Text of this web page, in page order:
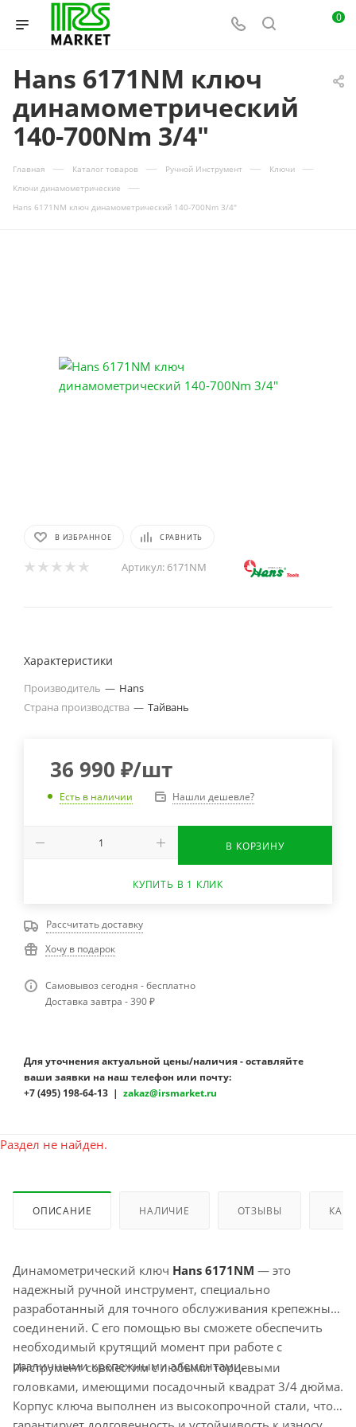
0
Hans 6171NM ключ
динамометрический
140-700Nm 3/4"
Главная — Каталог товаров — Ручной Инструмент — Ключи —
Ключи динамометрические —
Hans 6171NM ключ динамометрический 140-700Nm 3/4"
В ИЗБРАННОЕ СРАВНИТЬ
Артикул: 6171NM
Характеристики
Производитель — Hans
Страна производства — Тайвань
36 990 ₽/шт
Есть в наличии Нашли дешевле?
В КОРЗИНУ
КУПИТЬ В 1 КЛИК
Рассчитать доставку
Хочу в подарок
Самовывоз сегодня - бесплатно
Доставка завтра - 390 ₽
Для уточнения актуальной цены/наличия - оставляйте
ваши заявки на наш телефон или почту:
+7 (495) 198-64-13 | zakaz@irsmarket.ru
Раздел не найден.
ОПИСАНИЕ НАЛИЧИЕ ОТЗЫВЫ КАК
Динамометрический ключ Hans 6171NM — это
надежный ручной инструмент, специально
разработанный для точного обслуживания крепежных
соединений. С его помощью вы сможете обеспечить
необходимый крутящий момент при работе с
различными крепежными элементами.
Инструмент совместим с любыми торцевыми
головками, имеющими посадочный квадрат 3/4 дюйма.
Корпус ключа выполнен из высокопрочной стали, что